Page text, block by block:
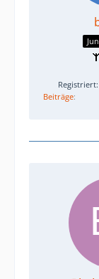
Beiträge